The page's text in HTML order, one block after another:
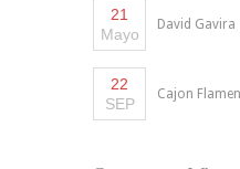
21
Mayo
David Gavira
22
SEP
Cajon